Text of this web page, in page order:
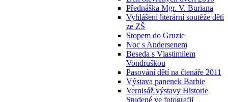
Přednáška Mgr. V. Buriana
Vyhlášení literární soutěže dětí
ze ZŠ
Stopem do Gruzie
Noc s Andersenem
Beseda s Vlastimilem
Vondruškou
Pasování dětí na čtenáře 2011
Výstava panenek Barbie
Vernisáž výstavy Historie
Studené ve fotografii